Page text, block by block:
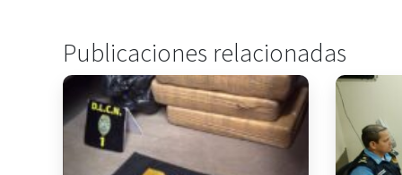
Publicaciones relacionadas